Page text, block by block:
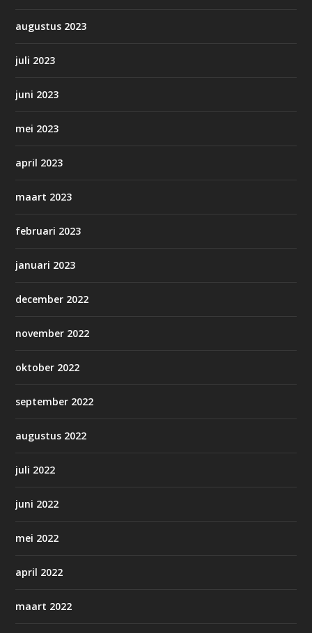
augustus 2023
juli 2023
juni 2023
mei 2023
april 2023
maart 2023
februari 2023
januari 2023
december 2022
november 2022
oktober 2022
september 2022
augustus 2022
juli 2022
juni 2022
mei 2022
april 2022
maart 2022